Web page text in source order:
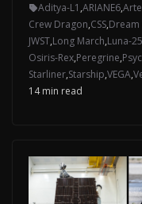
Aditya-L1 ,ARIANE6,
Crew Dragon,CSS,Dream
JWST,Long March,Luna-25
Osiris-Rex,Peregrine,
Starliner,Starship,VEGA,
14 min read